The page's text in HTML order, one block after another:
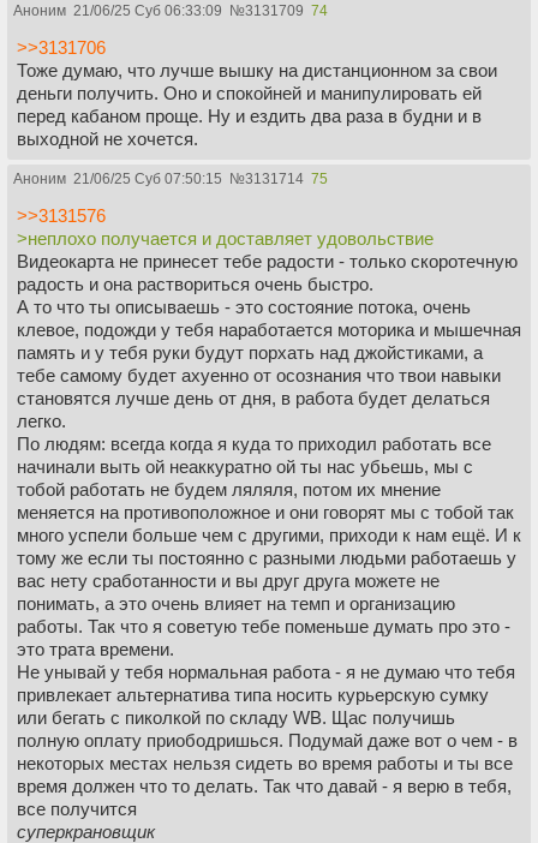
Аноним 21/06/25 Суб 06:33:09 №3131709 74
>>3131706
Тоже думаю, что лучше вышку на дистанционном за свои
деньги получить. Оно и спокойней и манипулировать ей
перед кабаном проще. Ну и ездить два раза в будни и в
выходной не хочется.
Аноним 21/06/25 Суб 07:50:15 №3131714 75
>>3131576
>неплохо получается и доставляет удовольствие
Видеокарта не принесет тебе радости - только скоротечную
радость и она раствориться очень быстро.
А то что ты описываешь - это состояние потока, очень
клевое, подожди у тебя наработается моторика и мышечная
память и у тебя руки будут порхать над джойстиками, а
тебе самому будет ахуенно от осознания что твои навыки
становятся лучше день от дня, в работа будет делаться
легко.
По людям: всегда когда я куда то приходил работать все
начинали выть ой неаккуратно ой ты нас убьешь, мы с
тобой работать не будем ляляля, потом их мнение
меняется на противоположное и они говорят мы с тобой так
много успели больше чем с другими, приходи к нам ещё. И к
тому же если ты постоянно с разными людьми работаешь у
вас нету сработанности и вы друг друга можете не
понимать, а это очень влияет на темп и организацию
работы. Так что я советую тебе поменьше думать про это -
это трата времени.
Не унывай у тебя нормальная работа - я не думаю что тебя
привлекает альтернатива типа носить курьерскую сумку
или бегать с пиколкой по складу WB. Щас получишь
полную оплату приободришься. Подумай даже вот о чем - в
некоторых местах нельзя сидеть во время работы и ты все
время должен что то делать. Так что давай - я верю в тебя,
все получится
суперкрановщик